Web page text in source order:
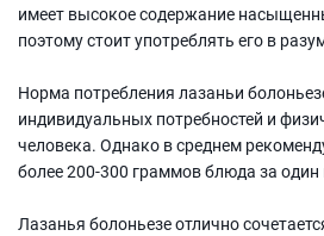
имеет высокое содержание
поэтому стоит употреблять его в
Норма потребления лазаньи
индивидуальных потребностей и
человека. Однако в среднем
более 200-300 граммов блюда за
Лазанья болоньезе отлично